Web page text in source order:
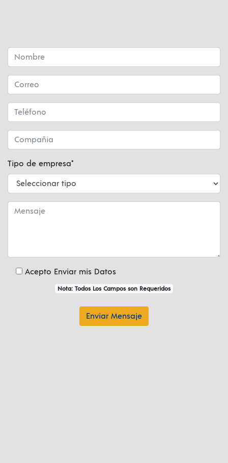
Tipo de empresa*
Acepto Enviar mis Datos
Nota: Todos Los Campos son Requeridos